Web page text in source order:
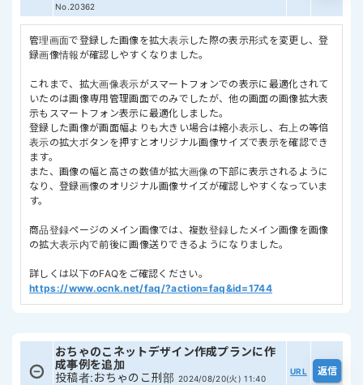
No.20362
管理画面で登録した画像を拡大表示した際の表示形式を変更し、登
録画像情報が確認しやすくなりました。
これまで、拡大画像表示がスマートフォンでの表示に最適化されて
いたのは画像専用管理画面でのみでしたが、他の画面の画像拡大表
示もスマートフォン表示に最適化しました。
登録した画像が画面幅よりも大きい場合は縮小表示し、右上の等倍
表示の拡大ボタンを押すとオリジナル画像サイズで表示を確認でき
ます。
また、画像の幅と高さの数値が拡大画像の下部に表示されるように
なり、登録画像のオリジナル画像サイズが確認しやすくなっていま
す。
商品登録ページのメイン画像では、複数登録したメイン画像を画像
の拡大表示内で前後に画像送りできるようになりました。
詳しくは以下のFAQをご確認ください。
https://www.ocnk.net/faq/?action=faq&id=1744
おちゃのこネットデザイン作成プランに作
成事例を追加
投稿者:おちゃのこ刑部 2024/08/20(火) 11:40
URL